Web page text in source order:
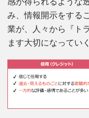
み、情報開示をする
業が、人々から『ト
ます大切になってい